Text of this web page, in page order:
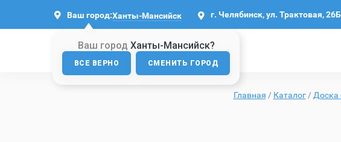
Ваш город:Ханты-Мансийск
Ваш город Ханты-Мансийск?
ВСЕ ВЕРНО СМЕНИТЬ ГОРОД
г. Челябинск, ул. Трактовая, 26Б
Главная / Каталог / Доска